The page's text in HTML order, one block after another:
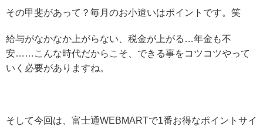
その甲斐があって？毎月のお小遣いはポイントです。笑
給与がなかなか上がらない、税金が上がる…年金も不
安……こんな時代だからこそ、できる事をコツコツやって
いく必要がありますね。
そして今回は、富士通WEBMARTで1番お得なポイントサイ